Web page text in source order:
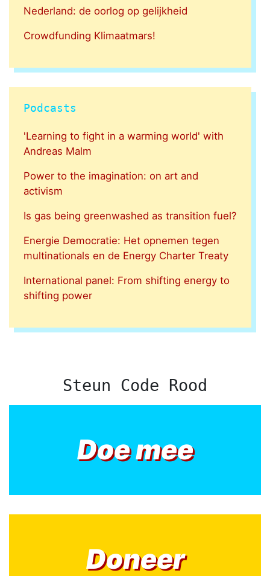
Nederland: de oorlog op gelijkheid
Crowdfunding Klimaatmars!
Podcasts
'Learning to fight in a warming world' with
Andreas Malm
Power to the imagination: on art and
activism
Is gas being greenwashed as transition fuel?
Energie Democratie: Het opnemen tegen
multinationals en de Energy Charter Treaty
International panel: From shifting energy to
shifting power
Steun Code Rood
Doe mee
Doneer